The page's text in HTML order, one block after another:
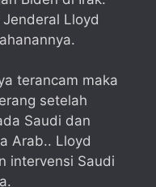
Lloyd
terancam maka
setelah
Saudi dan
Arab.. Lloyd
intervensi Saudi